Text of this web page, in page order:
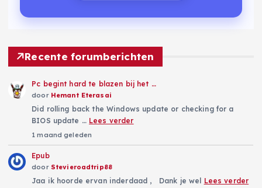
Recente forumberichten
Pc begint hard te blazen bij het …
door Hemant Eterasai
Did rolling back the Windows update or checking for a
BIOS update … Lees verder
1 maand geleden
Epub
door Stevieroadtrip88
Jaa ik hoorde ervan inderdaad , Dank je wel Lees verder